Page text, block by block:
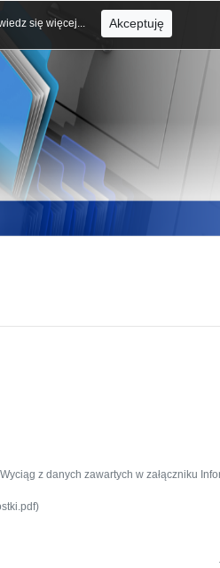
z danych zawartych w załączniku
się więcej... Akceptuję